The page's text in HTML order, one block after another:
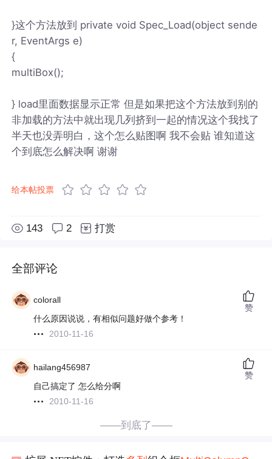
}这个方法放到 private void Spec_Load(object sende
r, EventArgs e)
{
multiBox();
} load里面数据显示正常 但是如果把这个方法放到别的
非加载的方法中就出现几列挤到一起的情况这个我找了
半天也没弄明白，这个怎么贴图啊 我不会贴 谁知道这
个到底怎么解决啊 谢谢
给本帖投票
143 2 打赏
全部评论
colorall
什么原因说说，有相似问题好做个参考！
2010-11-16
赞
hailang456987
自己搞定了 怎么给分啊
2010-11-16
赞
——到底了——